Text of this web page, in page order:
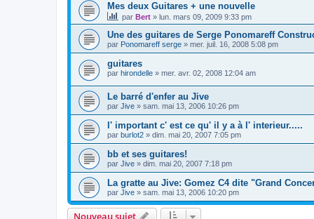
Mes deux Guitares + une nouvelle
par Bert » lun. mars 09, 2009 9:33 pm
Une des guitares de Serge Ponomareff
par Ponomareff serge » mer. juil. 16, 2008 5:08 pm
guitares
par hirondelle » mer. avr. 02, 2008 12:04 am
Le barré d'enfer au Jive
par Jive » sam. mai 13, 2006 10:26 pm
l' important c' est ce qu' il y a à l' interieur.....
par burlot2 » dim. mai 20, 2007 7:05 pm
bb et ses guitares!
par Jive » dim. mai 20, 2007 7:18 pm
La gratte au Jive: Gomez C4 dite "Grand
par Jive » sam. mai 13, 2006 10:20 pm
Nouveau sujet